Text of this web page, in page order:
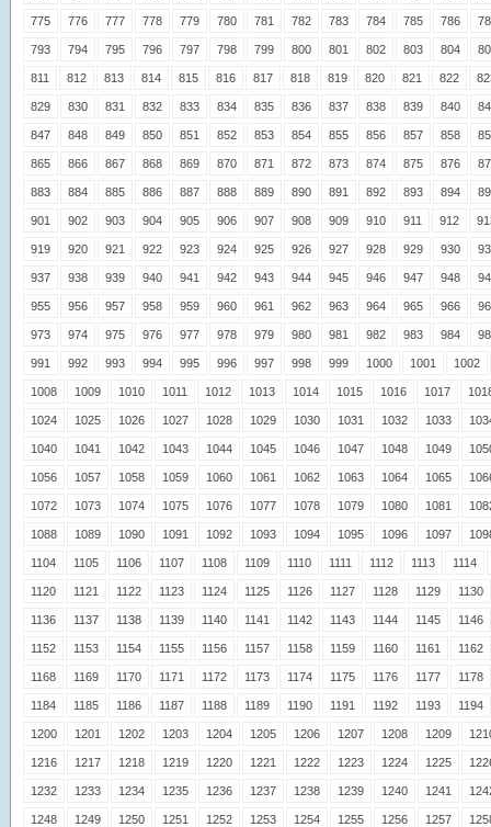
775 776 777 778 779 780 781 782 783 784 785 786
793 794 795 796 797 798 799 800 801 802 803 804
811 812 813 814 815 816 817 818 819 820 821 822
829 830 831 832 833 834 835 836 837 838 839 840
847 848 849 850 851 852 853 854 855 856 857 858
865 866 867 868 869 870 871 872 873 874 875 876
883 884 885 886 887 888 889 890 891 892 893 894
901 902 903 904 905 906 907 908 909 910 911 912
919 920 921 922 923 924 925 926 927 928 929 930
937 938 939 940 941 942 943 944 945 946 947 948
955 956 957 958 959 960 961 962 963 964 965 966
973 974 975 976 977 978 979 980 981 982 983 984
991 992 993 994 995 996 997 998 999 1000 1001 1002
1008 1009 1010 1011 1012 1013 1014 1015 1016 1017
1024 1025 1026 1027 1028 1029 1030 1031 1032 1033
1040 1041 1042 1043 1044 1045 1046 1047 1048 1049
1056 1057 1058 1059 1060 1061 1062 1063 1064 1065
1072 1073 1074 1075 1076 1077 1078 1079 1080 1081
1088 1089 1090 1091 1092 1093 1094 1095 1096 1097
1104 1105 1106 1107 1108 1109 1110 1111 1112 1113 1114
1120 1121 1122 1123 1124 1125 1126 1127 1128 1129 1130
1136 1137 1138 1139 1140 1141 1142 1143 1144 1145 1146
1152 1153 1154 1155 1156 1157 1158 1159 1160 1161 1162
1168 1169 1170 1171 1172 1173 1174 1175 1176 1177 1178
1184 1185 1186 1187 1188 1189 1190 1191 1192 1193 1194
1200 1201 1202 1203 1204 1205 1206 1207 1208 1209
1216 1217 1218 1219 1220 1221 1222 1223 1224 1225
1232 1233 1234 1235 1236 1237 1238 1239 1240 1241
1248 1249 1250 1251 1252 1253 1254 1255 1256 1257